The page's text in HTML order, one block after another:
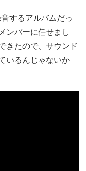
するアルバムだっ
ンバーに任せまし
きたので、サウンド
いるんじゃないか